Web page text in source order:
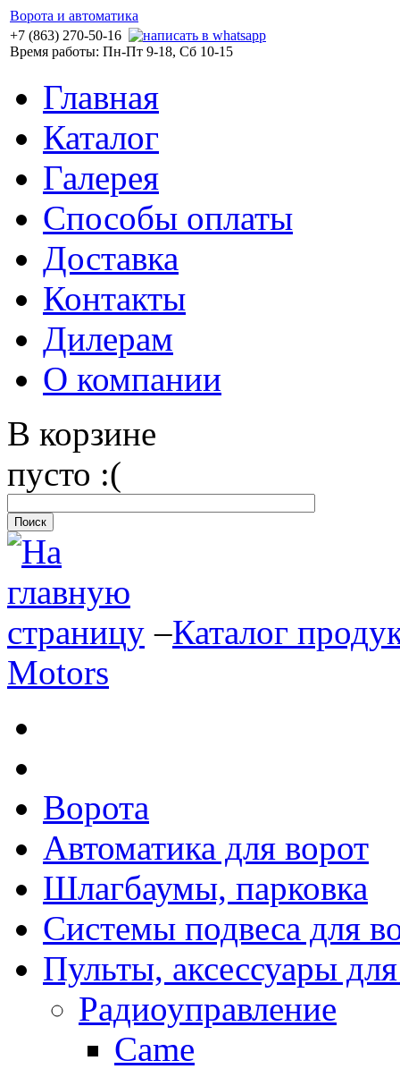
Ворота и автоматика
+7 (863) 270-50-16
Время работы: Пн-Пт 9-18, Сб 10-15
Главная
Каталог
Галерея
Способы оплаты
Доставка
Контакты
Дилерам
О компании
В корзине
пусто :(
–Каталог
Motors
Ворота
Автоматика для ворот
Шлагбаумы, парковка
Системы подвеса для
Пульты, аксессуары
Радиоуправление
Came